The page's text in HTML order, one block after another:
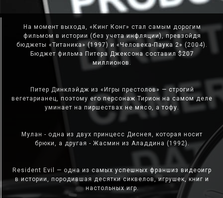
На момент выхода, «Кинг Конг» стал самым дорогим
фильмом в истории (без учета инфляции), превзойдя
бюджеты «Титаника» (1997) и «Человека-Паука 2» (2004).
Бюджет фильма Питера Джексона составил $207
миллионов.
Питер Динклэйдж из «Игры престолов» — строгий
вегетарианец, поэтому его персонаж Тирион на самом деле
уминает на пиршествах не мясо, а тофу.
Мулан - одна из двух принцесс Диснея, которая носит
брюки, а другая - Жасмин из Аладдина (1992).
Resident Evil — одна из самых успешных франшиз видеоигр
в истории, породившая десятки сиквелов, игрушек, книг и
настольных игр.